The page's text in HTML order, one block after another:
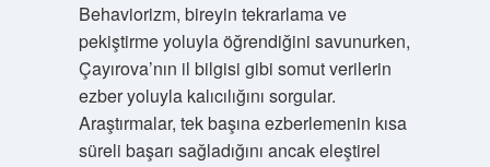
Behaviorizm, bireyin tekrarlama ve
pekiştirme yoluyla öğrendiğini savunurken,
Çayırova’nın il bilgisi gibi somut verilerin
ezber yoluyla kalıcılığını sorgular.
Araştırmalar, tek başına ezberlemenin kısa
süreli başarı sağladığını ancak eleştirel